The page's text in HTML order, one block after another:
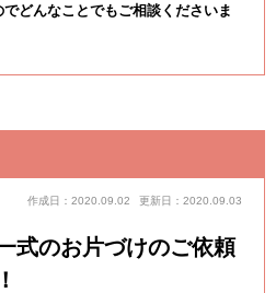
どんなことでもご相談くださいま
作成日：2020.09.02 更新日：2020.09.03
式のお片づけのご依頼